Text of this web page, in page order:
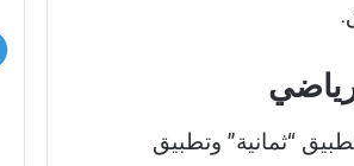
“ثمانية” وتطبيق